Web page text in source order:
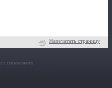
Напечатать страницу
с письменного